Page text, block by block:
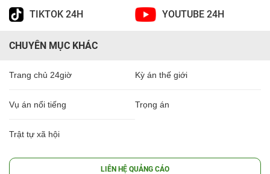
TIKTOK 24H YOUTUBE 24H
CHUYÊN MỤC KHÁC
Trang chủ 24giờ Kỳ án thế giới
Vụ án nổi tiếng Trọng án
Trật tự xã hội
LIÊN HỆ QUẢNG CÁO